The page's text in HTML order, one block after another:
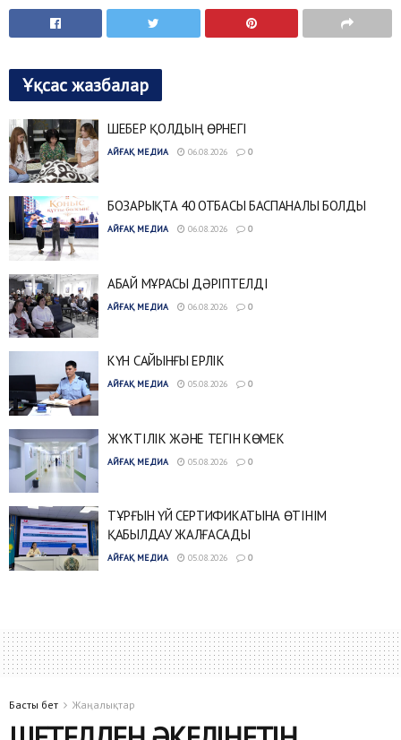
Ұқсас жазбалар
ШЕБЕР ҚОЛДЫҢ ӨРНЕГІ
АЙҒАҚ МЕДИА 06.08.2026 0
БОЗАРЫҚТА 40 ОТБАСЫ БАСПАНАЛЫ БОЛДЫ
АЙҒАҚ МЕДИА 06.08.2026 0
АБАЙ МҰРАСЫ ДӘРІПТЕЛДІ
АЙҒАҚ МЕДИА 06.08.2026 0
КҮН САЙЫНҒЫ ЕРЛІК
АЙҒАҚ МЕДИА 05.08.2026 0
ЖҮКТІЛІК ЖӘНЕ ТЕГІН КӨМЕК
АЙҒАҚ МЕДИА 05.08.2026 0
ТҰРҒЫН ҮЙ СЕРТИФИКАТЫНА ӨТІНІМ
ҚАБЫЛДАУ ЖАЛҒАСАДЫ
АЙҒАҚ МЕДИА 05.08.2026 0
Басты бет Жаңалықтар